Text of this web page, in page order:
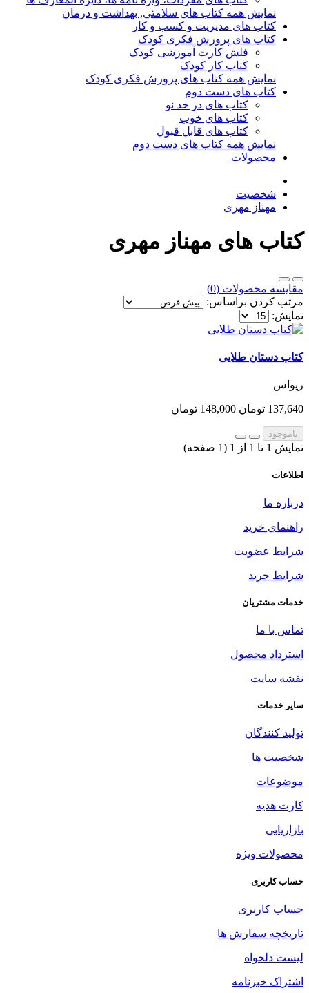
نمایش همه کتاب های سلامتی, بهداشت و درمان
کتاب های مدیریت و کسب و کار
کتاب های پرورش فکری کودک
فلش کارت آموزشی کودک
کتاب کار کودک
نمایش همه کتاب های پرورش فکری کودک
کتاب های دست دوم
کتاب های در حد نو
کتاب های خوب
کتاب های قابل قبول
نمایش همه کتاب های دست دوم
محصولات
شخصیت
مهناز مهری
کتاب های مهناز مهری
مقایسه محصولات (0)
مرتب کردن براساس:
نمایش:
کتاب دستان طلایی
ریواس
137,640 تومان 148,000 تومان
ناموجود
نمایش 1 تا 1 از 1 (1 صفحه)
اطلاعات
درباره ما
راهنمای خرید
شرایط عضویت
شرایط خرید
خدمات مشتریان
تماس با ما
استرداد محصول
نقشه سایت
سایر خدمات
تولید کنندگان
شخصیت ها
موضوعات
کارت هدیه
بازاریابی
محصولات ویژه
حساب کاربری
حساب کاربری
تاریخچه سفارش ها
لیست دلخواه
اشتراک خبرنامه